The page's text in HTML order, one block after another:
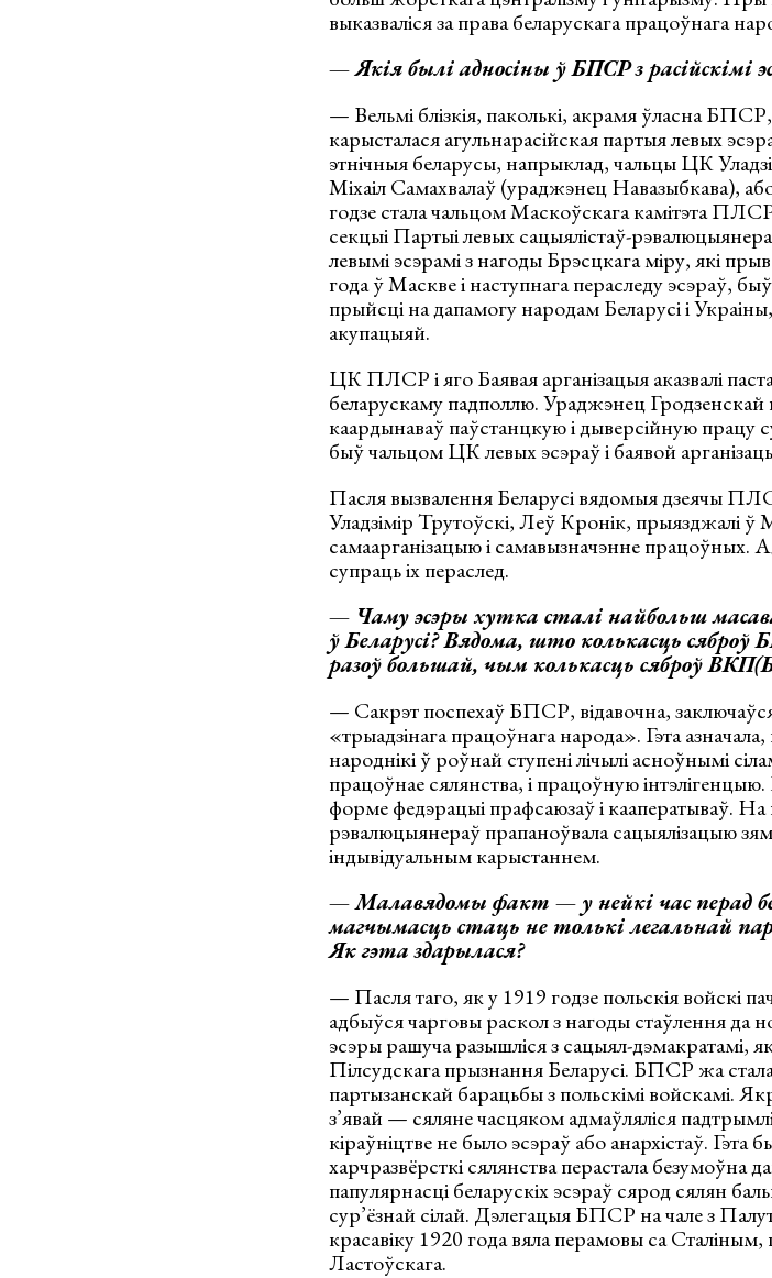
выказваліся за права беларускага працоўнага
— Якія былі адносіны ў БПСР з расійскімі
— Вельмі блізкія, паколькі, акрамя ўласна
карысталася агульнарасійская партыя левых
этнічныя беларусы, напрыклад, чальцы ЦК
Міхаіл Самахвалаў (ураджэнец Навазыбкава),
годзе стала чальцом Маскоўскага камітэта
секцыі Партыі левых сацыялістаў-
левымі эсэрамі з нагоды Брэсцкага міру, які
года ў Маскве і наступнага пераследу эсэраў,
прыйсці на дапамогу народам Беларусі і
акупацыяй.
ЦК ПЛСР і яго Баявая арганізацыя аказвалі
беларускаму падполлю. Ураджэнец
каардынаваў паўстанцкую і дыверсійную працу
быў чальцом ЦК левых эсэраў і баявой
Пасля вызвалення Беларусі вядомыя дзеячы
Уладзімір Трутоўскі, Леў Кронік, прыязджалі ў
самаарганізацыю і самавызначэнне працоўных.
супраць іх пераслед.
— Чаму эсэры хутка сталі найбольш
ў Беларусі? Вядома, што колькасць сяброў
разоў большай, чым колькасць сяброў
— Сакрэт поспехаў БПСР, відавочна,
«трыадзінага працоўнага народа». Гэта
народнікі ў роўнай ступені лічылі асноўнымі
працоўнае сялянства, і працоўную
форме федэрацыі прафсаюзаў і кааператываў.
рэвалюцыянераў прапаноўвала сацыялізацыю
індывідуальным карыстаннем.
— Малавядомы факт — у нейкі час перад
магчымасць стаць не толькі легальнай
Як гэта здарылася?
— Пасля таго, як у 1919 годзе польскія войскі
адбыўся чарговы раскол з нагоды стаўлення да
эсэры рашуча разышліся з сацыял-дэмакратамі,
Пілсудскага прызнання Беларусі. БПСР жа
партызанскай барацьбы з польскімі войскамі.
з’явай — сяляне часцяком адмаўляліся
кіраўніцтве не было эсэраў або анархістаў.
харчразвёрсткі сялянства перастала безумоўна
папулярнасці беларускіх эсэраў сярод сялян
сур’ёзнай сілай. Дэлегацыя БПСР на чале з
красавіку 1920 года вяла перамовы са
Ластоўскага.